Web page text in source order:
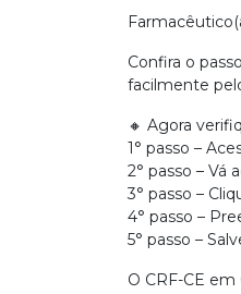
Confira o
facilmente
🔸 Agora
1° passo –
2° passo – Vá
3° passo –
4° passo –
5° passo –
O CRF-CE